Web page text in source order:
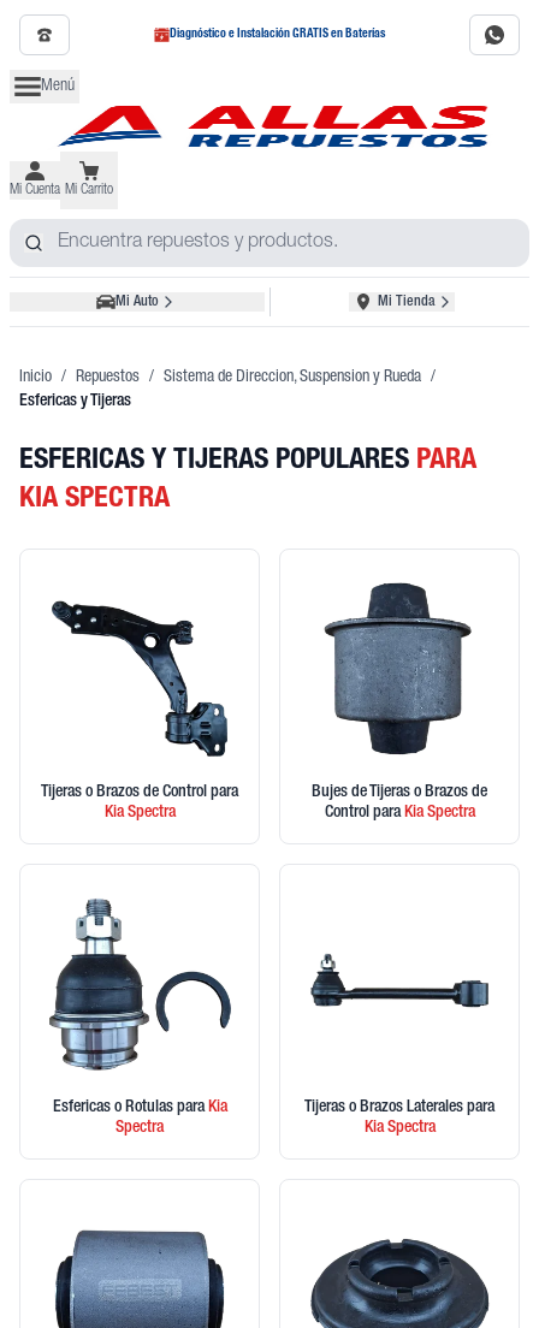
Diagnóstico e Instalación GRATIS en Baterías
Menú
Mi Cuenta Mi Carrito
Mi Auto Mi Tienda
Inicio / Repuestos / Sistema de Direccion, Suspension y Rueda /
Esfericas y Tijeras
ESFERICAS Y TIJERAS POPULARES PARA
KIA SPECTRA
Tijeras o Brazos de Control para
KiaSpectra
Bujes de Tijeras o Brazos de
Control paraKiaSpectra
Esfericas o Rotulas paraKia
Spectra
Tijeras o Brazos Laterales para
KiaSpectra